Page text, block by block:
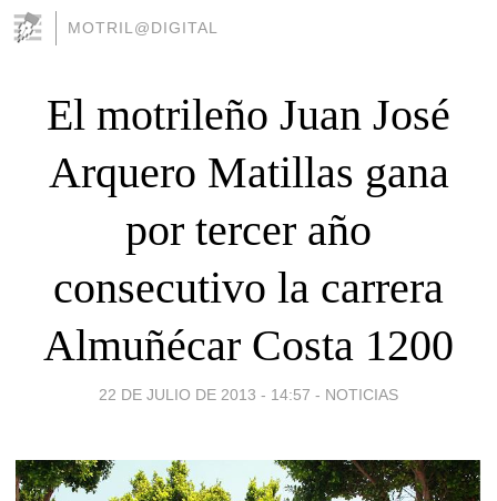
MOTRIL@DIGITAL
El motrileño Juan José
Arquero Matillas gana
por tercer año
consecutivo la carrera
Almuñécar Costa 1200
22 DE JULIO DE 2013 - 14:57 - NOTICIAS